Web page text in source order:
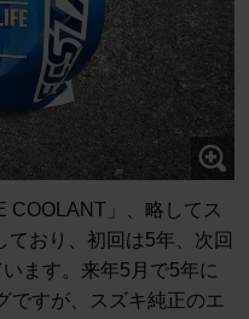
COOLANT」、略してス
おり、初回は5年、次回
ます。来年5月で5年に
ですが、スズキ純正のエ